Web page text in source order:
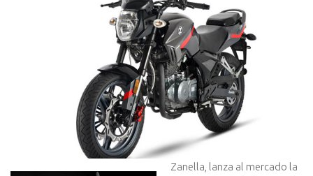
Zanella, lanza al mercado la